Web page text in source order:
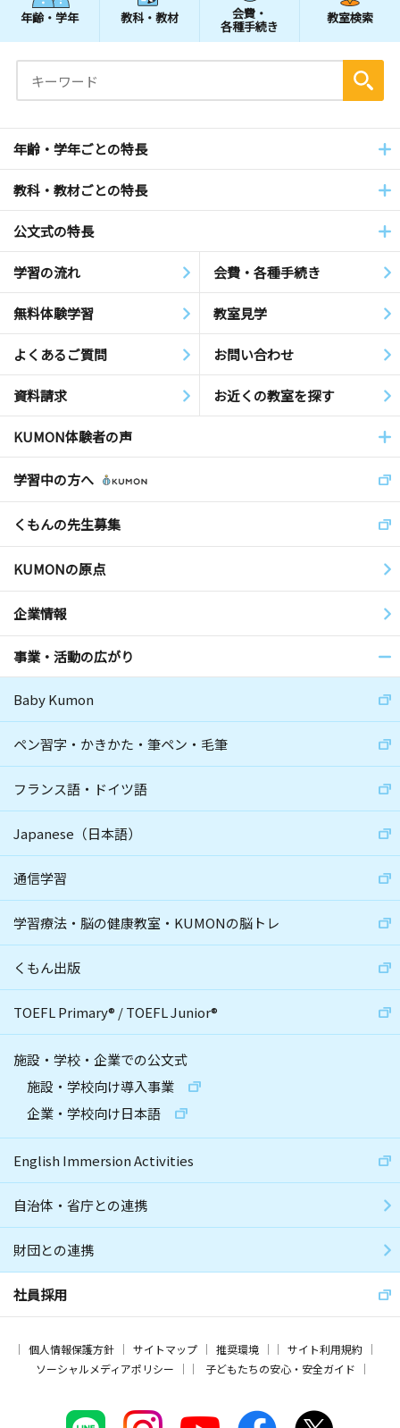
年齢・学年 教科・教材 会費・
各種手続き
教室検索
年齢・学年ごとの特長
教科・教材ごとの特長
公文式の特長
学習の流れ 会費・各種手続き
無料体験学習 教室見学
よくあるご質問 お問い合わせ
資料請求 お近くの教室を探す
KUMON体験者の声
学習中の方へ
くもんの先生募集
KUMONの原点
企業情報
事業・活動の広がり
Baby Kumon
ペン習字・かきかた・筆ペン・毛筆
フランス語・ドイツ語
Japanese（日本語）
通信学習
学習療法・脳の健康教室・KUMONの脳トレ
くもん出版
TOEFL Primary® /TOEFL Junior®
施設・学校・企業での公文式
施設・学校向け導入事業
企業・学校向け日本語
English Immersion Activities
自治体・省庁との連携
財団との連携
社員採用
個人情報保護方針 サイトマップ 推奨環境
サイト利用規約
ソーシャルメディアポリシー
子どもたちの安心・安全ガイド